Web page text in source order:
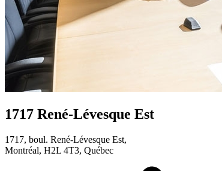
1717 René-Lévesque Est
1717, boul. René-Lévesque Est,
Montréal, H2L 4T3, Québec